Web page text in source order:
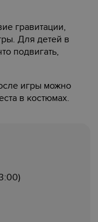
гравитации,
Для детей в
подвигать,
игры можно
в костюмах.